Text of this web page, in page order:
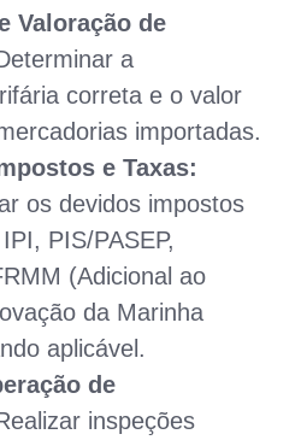
Valoração de
a
correta e o valor
importadas.
e Taxas:
os devidos impostos
PIS/PASEP,
(Adicional ao
da Marinha
aplicável.
de
inspeções